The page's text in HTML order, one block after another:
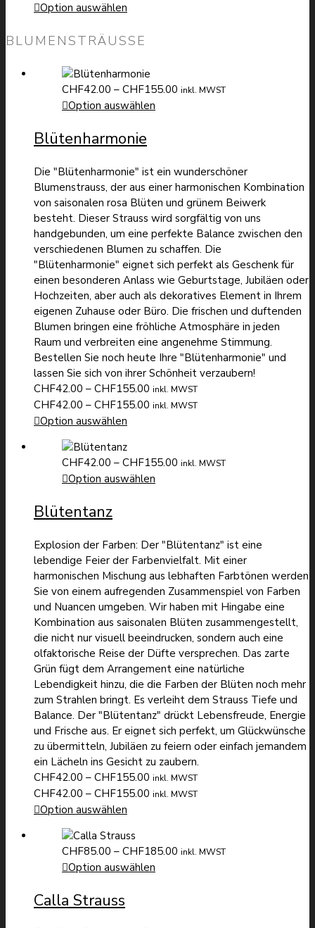
Option auswählen
BLUMENSTRÄUSSE
CHF42.00 – CHF155.00 Preisspanne:
inkl. MWST
Option auswählen
Blütenharmonie
Die "Blütenharmonie" ist ein wunderschöner
Blumenstrauss, der aus einer harmonischen Kombination
von saisonalen rosa Blüten und grünem Beiwerk
besteht. Dieser Strauss wird sorgfältig von uns
handgebunden, um eine perfekte Balance zwischen den
verschiedenen Blumen zu schaffen. Die
"Blütenharmonie" eignet sich perfekt als Geschenk für
einen besonderen Anlass wie Geburtstage, Jubiläen oder
Hochzeiten, aber auch als dekoratives Element in Ihrem
eigenen Zuhause oder Büro. Die frischen und duftenden
Blumen bringen eine fröhliche Atmosphäre in jeden
Raum und verbreiten eine angenehme Stimmung.
Bestellen Sie noch heute Ihre "Blütenharmonie" und
lassen Sie sich von ihrer Schönheit verzaubern!
CHF42.00 – CHF155.00 Preisspanne:
CHF42.00
inkl. MWST
CHF42.00 – CHF155.00 Preisspanne:
inkl. MWST
Option auswählen
CHF42.00 – CHF155.00 Preisspanne:
inkl. MWST
Option auswählen
Blütentanz
Explosion der Farben: Der "Blütentanz" ist eine
lebendige Feier der Farbenvielfalt. Mit einer
harmonischen Mischung aus lebhaften Farbtönen werden
Sie von einem aufregenden Zusammenspiel von Farben
und Nuancen umgeben. Wir haben mit Hingabe eine
Kombination aus saisonalen Blüten zusammengestellt,
die nicht nur visuell beeindrucken, sondern auch eine
olfaktorische Reise der Düfte versprechen. Das zarte
Grün fügt dem Arrangement eine natürliche
Lebendigkeit hinzu, die die Farben der Blüten noch mehr
zum Strahlen bringt. Es verleiht dem Strauss Tiefe und
Balance. Der "Blütentanz" drückt Lebensfreude, Energie
und Frische aus. Er eignet sich perfekt, um Glückwünsche
zu übermitteln, Jubiläen zu feiern oder einfach jemandem
ein Lächeln ins Gesicht zu zaubern.
CHF42.00 – CHF155.00 Preisspanne:
CHF42.00
inkl. MWST
CHF42.00 – CHF155.00 Preisspanne:
inkl. MWST
Option auswählen
CHF85.00 – CHF185.00 Preisspanne:
inkl. MWST
Option auswählen
Calla Strauss